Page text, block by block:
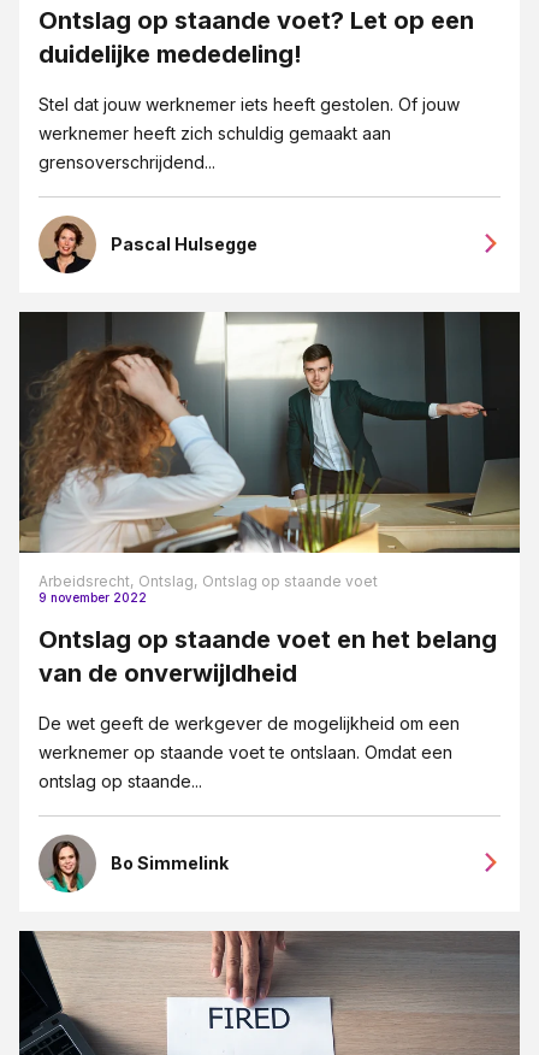
Medezeggeschap en ondernemingsraden
Mediation
MKB-bedrijven
Ondernemingsrecht
Ontslag
Ontslag op staande voet
Overgang van onderneming
Pensioenrecht
Privacy-recht
Reorganisatie
Vastgoedrecht
Vennootschapsrecht
Verzekeringsrecht
VSO
Wet DBA
WHOA
Ziekte
Ontslag op staande voet? Let op een
duidelijke mededeling!
Stel dat jouw werknemer iets heeft gestolen. Of jouw
werknemer heeft zich schuldig gemaakt aan
grensoverschrijdend...
Pascal Hulsegge
Arbeidsrecht, Ontslag, Ontslag op staande voet
9 november 2022
Ontslag op staande voet en het belang
van de onverwijldheid
De wet geeft de werkgever de mogelijkheid om een
werknemer op staande voet te ontslaan. Omdat een
ontslag op staande...
Bo Simmelink